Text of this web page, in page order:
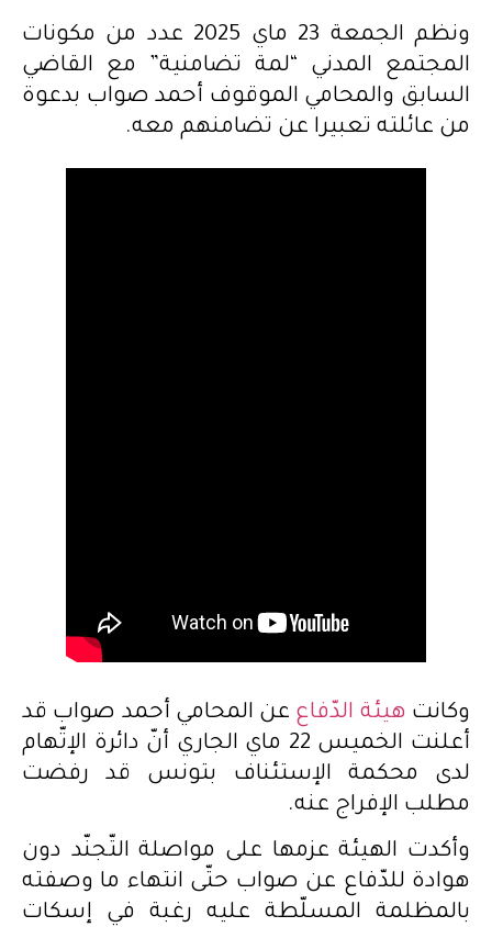
ونظم الجمعة 23 ماي 2025 عدد من مكونات
المجتمع المدني “لمة تضامنية” مع القاضي
السابق والمحامي الموقوف أحمد صواب بدعوة
من عائلته تعبيرا عن تضامنهم معه.
وكانت هيئة الدّفاع عن المحامي أحمد صواب قد
أعلنت الخميس 22 ماي الجاري أنّ دائرة الإتّهام
لدى محكمة الإستئناف بتونس قد رفضت
مطلب الإفراج عنه.
وأكدت الهيئة عزمها على مواصلة التّجنّد دون
هوادة للدّفاع عن صواب حتّى انتهاء ما وصفته
بالمظلمة المسلّطة عليه رغبة في إسكات